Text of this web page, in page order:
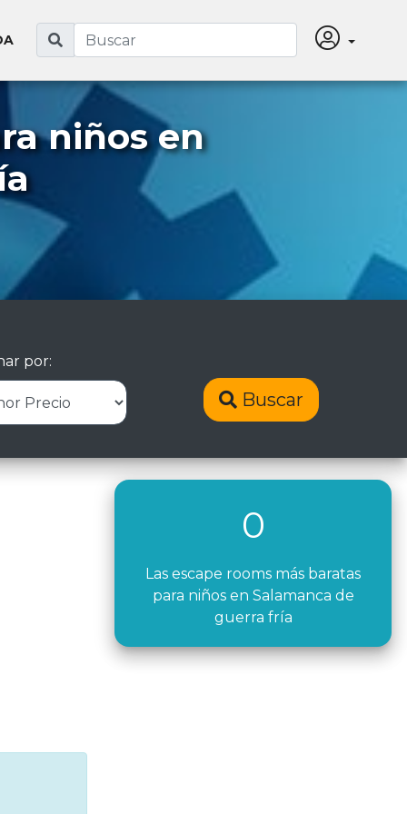
niños en
por:
Buscar
0
Las escape rooms más baratas
para niños en Salamanca de
guerra fría